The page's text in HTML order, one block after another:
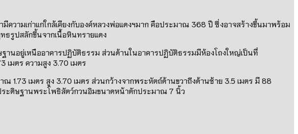
วามเก่าแก่ใกล้เคียงกับองค์หลวงพ่อแดงฯมาก คือประมาณ 368 ปี ซึ่งอาจสร้างขึ้นมาพร้อม
ธรูปสลักขึ้นจากเนื้อหินทรายแดง
านอยู่เหนืออาคารปฏิบัติธรรม ส่วนด้านในอาคารปฏิบัติธรรมมีห้องโถงใหญ่เป็นที่
มตร ความสูง 3.70 เมตร
ณ 1.73 เมตร สูง 3.70 เมตร ส่วนกว้างจากพระหัตถ์ด้านขวาถึงด้านซ้าย 3.5 เมตร มี 88
ะดิษฐานพระโพธิสัตว์กวนอิมขนาดหน้าตักประมาณ 7 นิ้ว